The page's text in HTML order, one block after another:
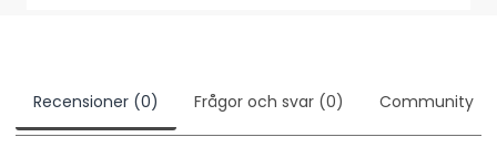
Recensioner (0) Frågor och svar (0) Community